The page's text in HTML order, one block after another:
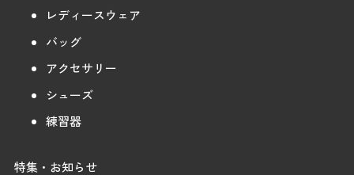
レディースウェア
バッグ
アクセサリー
シューズ
練習器
特集・お知らせ